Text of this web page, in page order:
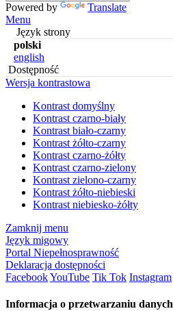
Powered by
Translate
Menu
Język strony
polski
english
Dostępność
Wersja kontrastowa
Kontrast domyślny
Kontrast czarno-biały
Kontrast biało-czarny
Kontrast żółto-czarny
Kontrast czarno-żółty
Kontrast czarno-zielony
Kontrast zielono-czarny
Kontrast żółto-niebieski
Kontrast niebiesko-żółty
Zamknij menu
Język migowy
Portal Niepełnosprawność
Deklaracja dostępności
FacebookYouTube Tik Tok Instagram
Informacja o przetwarzaniu danych